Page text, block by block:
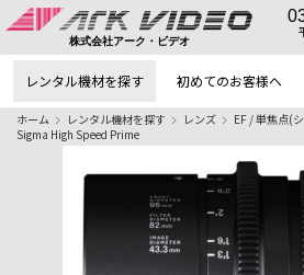
株式会社アーク・ビデオ
レンタル機材を探す 初めてのお客様へ
ホーム レンタル機材を探す レンズ
EF / 単焦点(
Sigma High Speed Prime